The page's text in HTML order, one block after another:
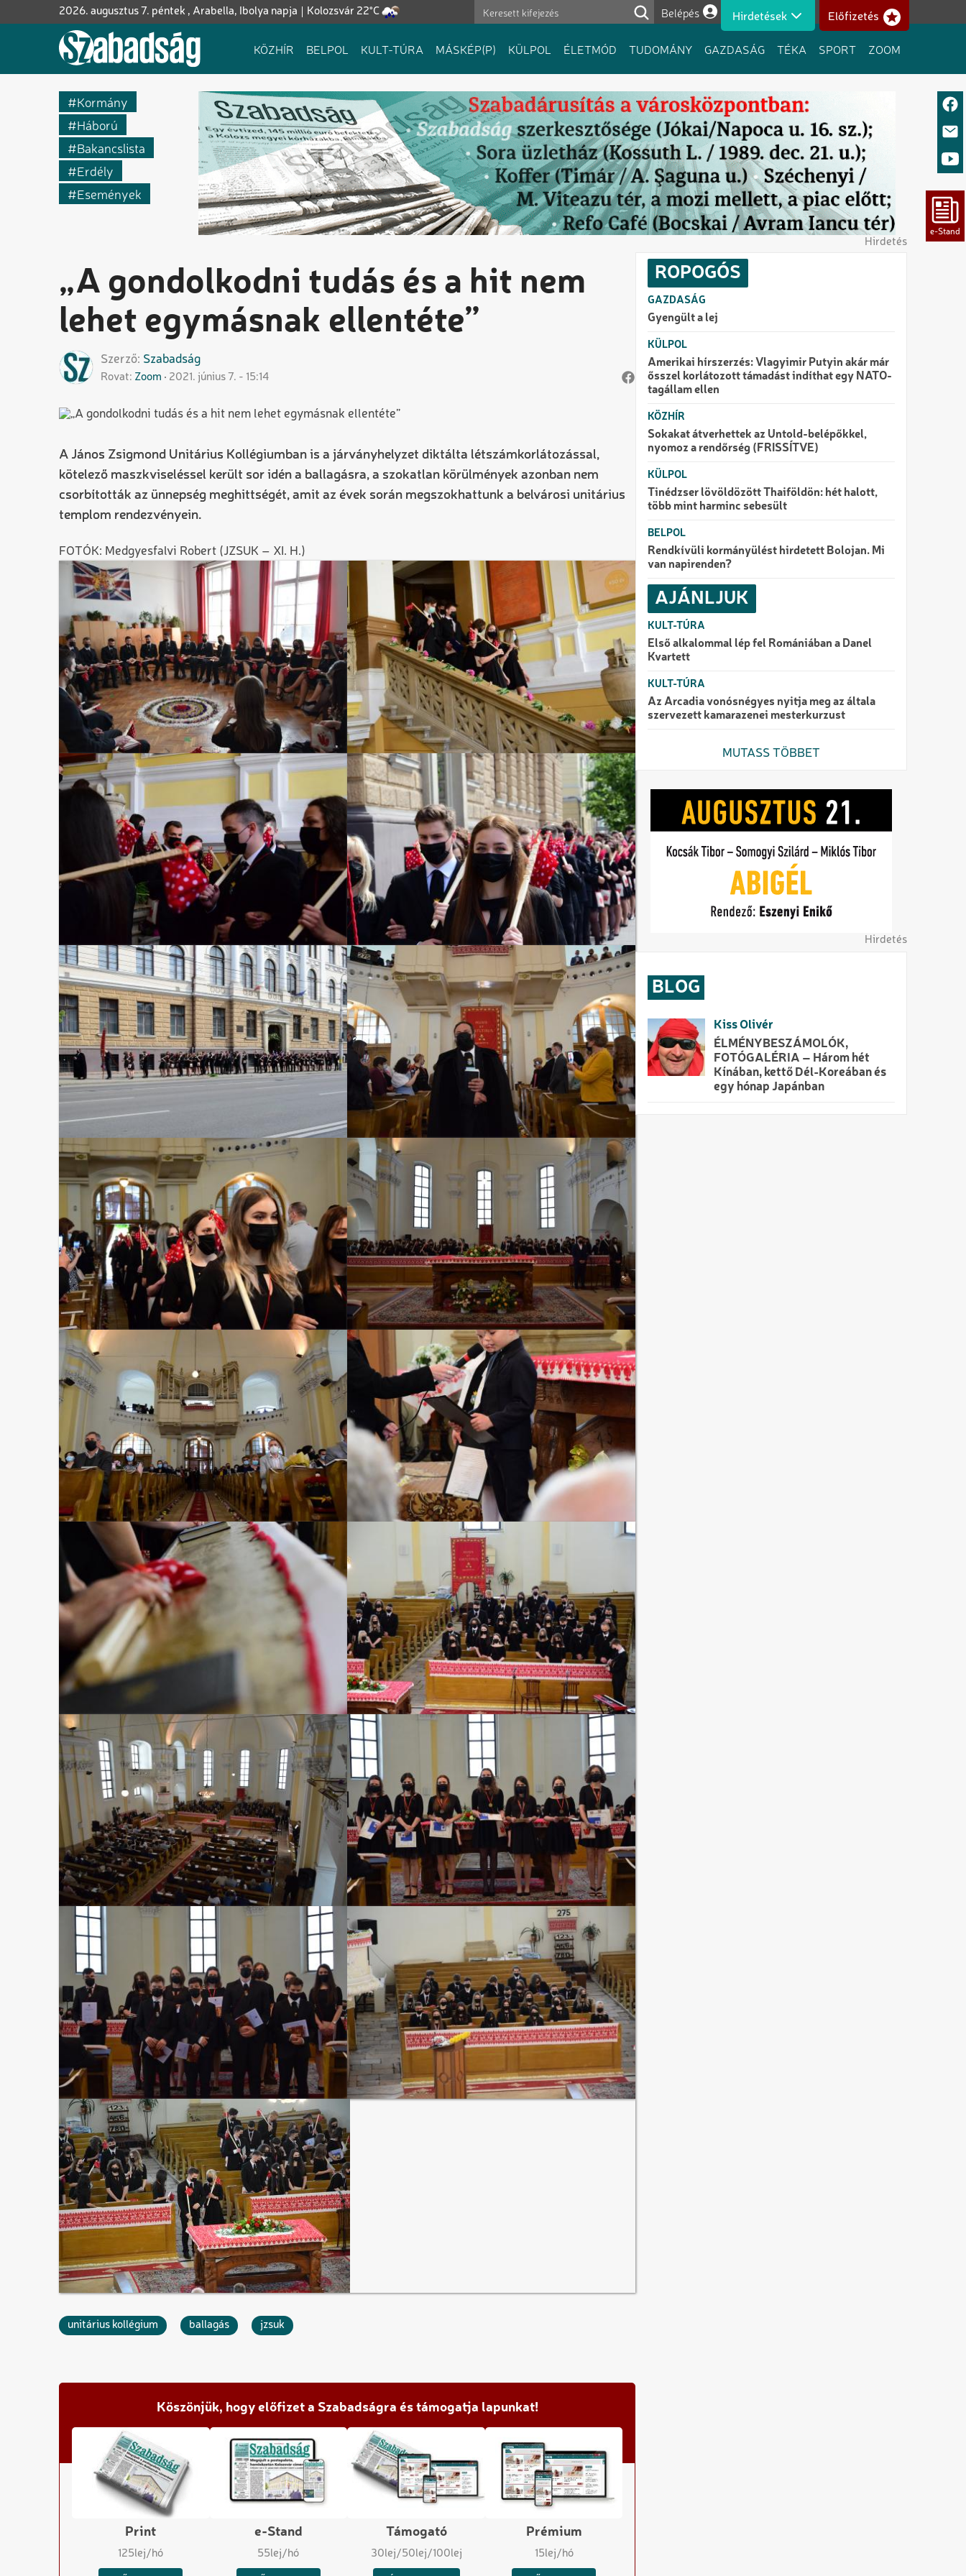
a
Kolozsvár 22°C
2026. augusztus 7. péntek , Arabella, Ibolya napja
Felhasználói fiók menüje
Belépés Hirdetések Előfizetés
Fő
KÖZHÍR BELPOL KULT-TÚRA MÁSKÉP(P) KÜLPOL ÉLETMÓD TUDOMÁNY GAZDASÁG TÉKA SPORT ZOOM
Kormány
Háború
Bakancslista
Erdély
Események
Hirdetés
„A gondolkodni tudás és a hit nem
lehet egymásnak ellentéte”
Szerző Szabadság
Rovat Zoom 2021. június 7. - 15:14
A János Zsigmond Unitárius Kollégiumban is a járványhelyzet diktálta létszámkorlátozással,
kötelező maszkviseléssel került sor idén a ballagásra, a szokatlan körülmények azonban nem
csorbították az ünnepség meghittségét, amit az évek során megszokhattunk a belvárosi unitárius
templom rendezvényein.
FOTÓK: Medgyesfalvi Robert (JZSUK – XI. H.)
unitárius kollégium ballagás jzsuk
Köszönjük, hogy előfizet a Szabadságra és támogatja lapunkat!
Print
125lej/hó
e-Stand
55lej/hó
Támogató
30lej/50lej/100lej
Prémium
15lej/hó
ROPOGÓS
GAZDASÁG
Gyengült a lej
KÜLPOL
Amerikai hírszerzés: Vlagyimir Putyin akár már
ősszel korlátozott támadást indíthat egy NATO-
tagállam ellen
KÖZHÍR
Sokakat átverhettek az Untold-belépőkkel,
nyomoz a rendőrség (FRISSÍTVE)
KÜLPOL
Tinédzser lövöldözött Thaiföldön: hét halott,
több mint harminc sebesült
BELPOL
Rendkívüli kormányülést hirdetett Bolojan. Mi
van napirenden?
AJÁNLJUK
KULT-TÚRA
Első alkalommal lép fel Romániában a Danel
Kvartett
KULT-TÚRA
Az Arcadia vonósnégyes nyitja meg az általa
szervezett kamarazenei mesterkurzust
MUTASS TÖBBET
Hirdetés
BLOG
Kiss Olivér
ÉLMÉNYBESZÁMOLÓK,
FOTÓGALÉRIA – Három hét
Kínában, kettő Dél-Koreában és
egy hónap Japánban